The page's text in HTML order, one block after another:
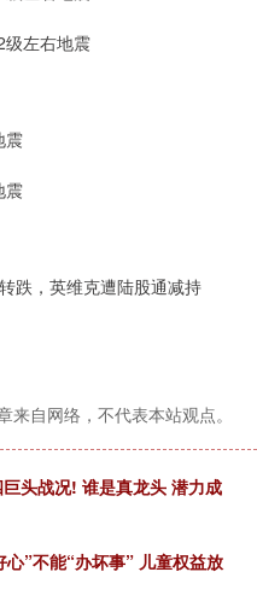
级左右地震
震
震
跌，英维克遭陆股通减持
来自网络，不代表本站观点。
头战况! 谁是真龙头 潜力成
”不能“办坏事” 儿童权益放